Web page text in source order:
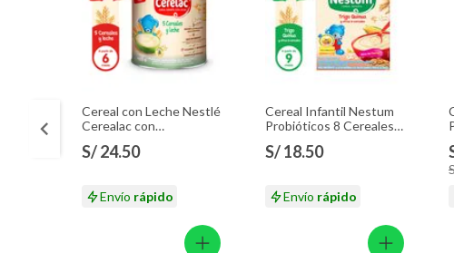
Cereal con Leche Nestlé
Cerealac con
S/ 24.50
Envío rápido
Cereal Infantil Nestum
Probióticos 8 Cereales
S/ 18.50
Envío rápido